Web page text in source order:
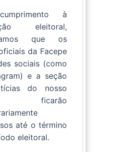
à
eleitoral,
que os
da Facepe
sociais (como
e a seção
do nosso
ficarão
até o término
eleitoral.